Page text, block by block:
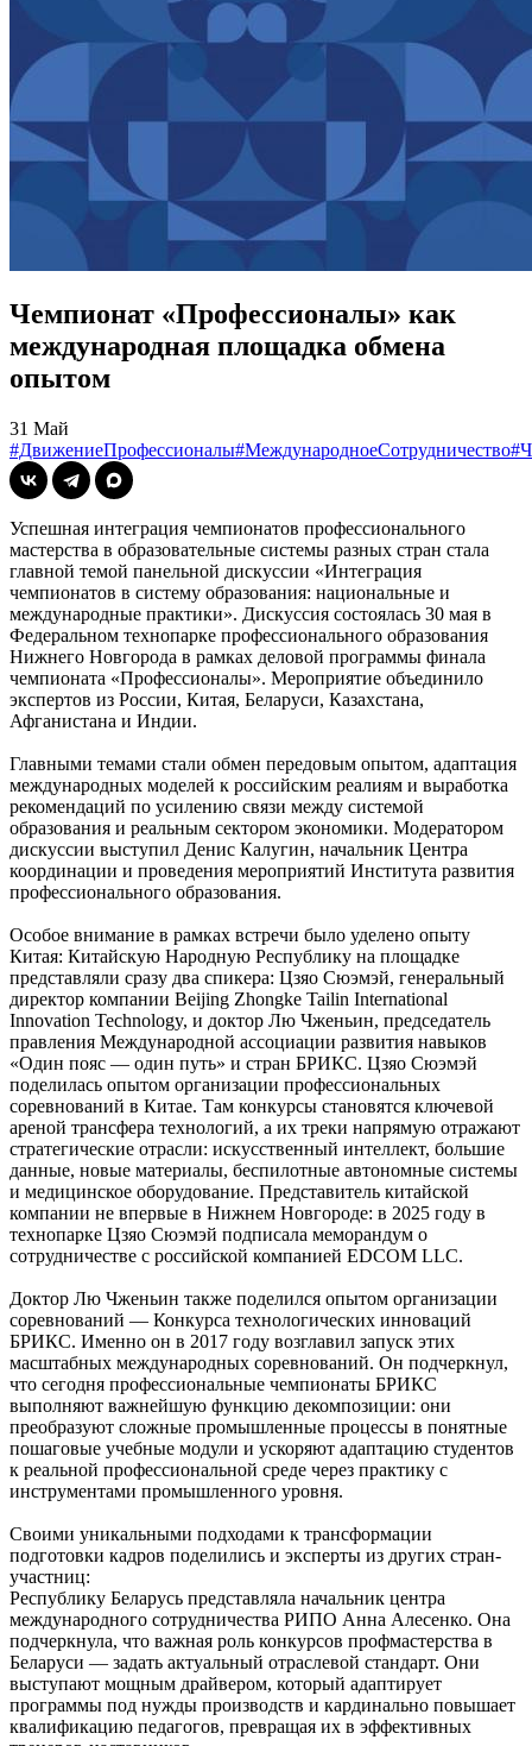
Чемпионат «Профессионалы» как
международная площадка обмена
опытом
31 Май
#ДвижениеПрофессионалы#МеждународноеСотрудничество
Успешная интеграция чемпионатов профессионального
мастерства в образовательные системы разных стран стала
главной темой панельной дискуссии «Интеграция
чемпионатов в систему образования: национальные и
международные практики». Дискуссия состоялась 30 мая в
Федеральном технопарке профессионального образования
Нижнего Новгорода в рамках деловой программы финала
чемпионата «Профессионалы». Мероприятие объединило
экспертов из России, Китая, Беларуси, Казахстана,
Афганистана и Индии.
Главными темами стали обмен передовым опытом, адаптация
международных моделей к российским реалиям и выработка
рекомендаций по усилению связи между системой
образования и реальным сектором экономики. Модератором
дискуссии выступил Денис Калугин, начальник Центра
координации и проведения мероприятий Института развития
профессионального образования.
Особое внимание в рамках встречи было уделено опыту
Китая: Китайскую Народную Республику на площадке
представляли сразу два спикера: Цзяо Сюэмэй, генеральный
директор компании Beijing Zhongke Tailin International
Innovation Technology, и доктор Лю Чженьин, председатель
правления Международной ассоциации развития навыков
«Один пояс — один путь» и стран БРИКС. Цзяо Сюэмэй
поделилась опытом организации профессиональных
соревнований в Китае. Там конкурсы становятся ключевой
ареной трансфера технологий, а их треки напрямую отражают
стратегические отрасли: искусственный интеллект, большие
данные, новые материалы, беспилотные автономные системы
и медицинское оборудование. Представитель китайской
компании не впервые в Нижнем Новгороде: в 2025 году в
технопарке Цзяо Сюэмэй подписала меморандум о
сотрудничестве с российской компанией EDCOM LLC.
Доктор Лю Чженьин также поделился опытом организации
соревнований — Конкурса технологических инноваций
БРИКС. Именно он в 2017 году возглавил запуск этих
масштабных международных соревнований. Он подчеркнул,
что сегодня профессиональные чемпионаты БРИКС
выполняют важнейшую функцию декомпозиции: они
преобразуют сложные промышленные процессы в понятные
пошаговые учебные модули и ускоряют адаптацию студентов
к реальной профессиональной среде через практику с
инструментами промышленного уровня.
Своими уникальными подходами к трансформации
подготовки кадров поделились и эксперты из других стран-
участниц:
Республику Беларусь представляла начальник центра
международного сотрудничества РИПО Анна Алесенко. Она
подчеркнула, что важная роль конкурсов профмастерства в
Беларуси — задать актуальный отраслевой стандарт. Они
выступают мощным драйвером, который адаптирует
программы под нужды производств и кардинально повышает
квалификацию педагогов, превращая их в эффективных